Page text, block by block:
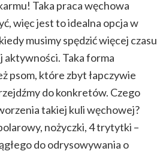
Taka praca węchowa
więc jest to idealna opcja w
musimy spędzić więcej czasu
aktywności. Taka forma
psom, które zbyt łapczywie
do konkretów. Czego
takiej kuli węchowej?
nożyczki, 4 trytytki –
do odrysowywania o